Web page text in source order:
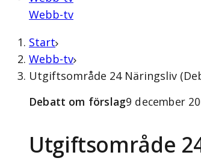
Webb-tv
Start
Webb-tv
Utgiftsområde 24 Näringsliv
Utgiftsområde
Debatt om förslag9 december